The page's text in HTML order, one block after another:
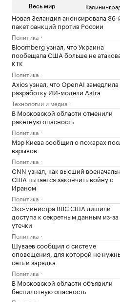
Весь мир
Новая Зеландия анонсировала 36-
пакет санкций против России
Политика
Bloomberg узнал, что Украина
пообещала США больше не
КТК
Политика
Axios узнал, что OpenAI замедлила
разработку ИИ-модели Astra
Технологии и медиа
В Московской области отменили
ракетную опасность
Политика
Мэр Киева сообщил о пожарах
взрывов
Политика
CNN узнал, как высший
США пытается закончить войну с
Ираном
Политика
Экс-министра ВВС США лишили
доступа к секретным данным из-за
утечки
Политика
Шуваев сообщил о системе
оповещения, для которой не
сеть и зарядка
Политика
В Московской области объявили
беспилотную опасность